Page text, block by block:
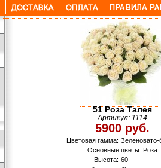
51 Роза Талея
Артикул: 1114
5900 руб.
Цветовая гамма: Зеленовато-
Основные цветы: Роза
Высота: 60